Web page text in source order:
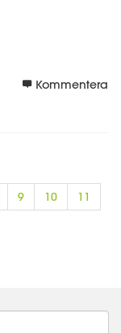
Kommentera
9 10
11